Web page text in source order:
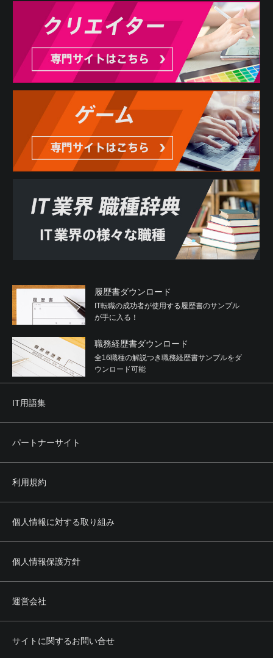
履歴書ダウンロード
IT転職の成功者が使用する履歴書のサンプル
が手に入る！
職務経歴書ダウンロード
全16職種の解説つき職務経歴書サンプルをダ
ウンロード可能
IT用語集
パートナーサイト
利用規約
個人情報に対する取り組み
個人情報保護方針
運営会社
サイトに関するお問い合せ